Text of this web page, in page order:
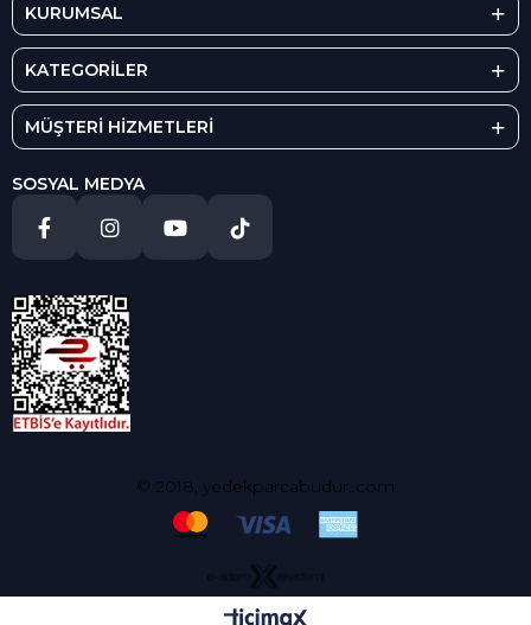
KURUMSAL
KATEGORİLER
MÜŞTERİ HİZMETLERİ
SOSYAL MEDYA
© 2018, yedekparcabudur..com